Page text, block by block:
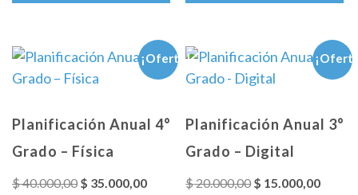
$ 35.000,00.
$
¡Oferta!
Planificación Anual 4°
Grado – Física
$40.000,00 El
$ 35.000,00El
Planificación Anual 3°
Grado – Digital
$20.000,00El
$ 15.000,00El